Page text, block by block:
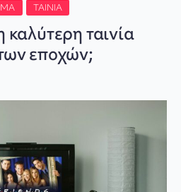
ΤΑΙΝΊΑ
καλύτερη ταινία
εποχών;